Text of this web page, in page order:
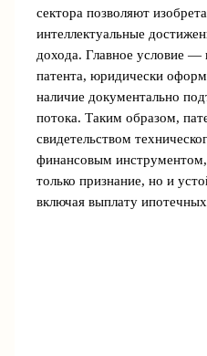
сектора позволяют
интеллектуальные
дохода. Главное условие —
патента, юридически
наличие документально
потока. Таким образом,
свидетельством
финансовым
только признание, но и
включая выплату ипотечных